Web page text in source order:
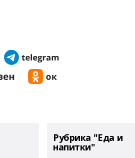
Рубрика "Еда и
напитки"